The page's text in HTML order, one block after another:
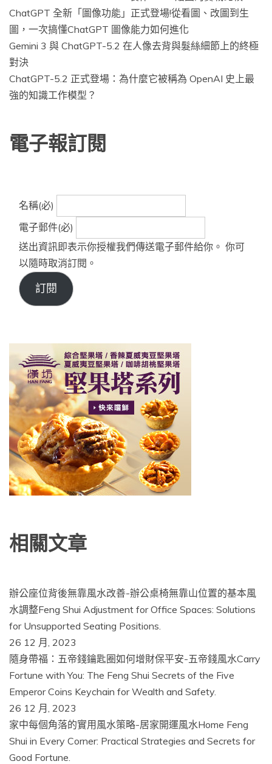
ChatGPT 全新「圖像功能」正式登場!從看圖、改圖到生
圖，一次搞懂ChatGPT 圖像能力如何進化
Gemini 3 與 ChatGPT-5.2 在人像去背與髮絲細節上的終極
對決
ChatGPT-5.2 正式登場：為什麼它被稱為 OpenAI 史上最
強的知識工作模型？
電子報訂閱
名稱(必)
電子郵件(必)
送出資訊即表示你授權我們傳送電子郵件給你。 你可
以隨時取消訂閱。
訂閱
相關文章
辦公座位背後無靠風水改善-辦公桌椅無靠山位置的基本風
水調整Feng Shui Adjustment for Office Spaces: Solutions
for Unsupported Seating Positions.
26 12 月, 2023
隨身帶福：五帝錢鑰匙圈如何增財保平安-五帝錢風水Carry
Fortune with You: The Feng Shui Secrets of the Five
Emperor Coins Keychain for Wealth and Safety.
26 12 月, 2023
家中每個角落的實用風水策略-居家開運風水Home Feng
Shui in Every Corner: Practical Strategies and Secrets for
Good Fortune.